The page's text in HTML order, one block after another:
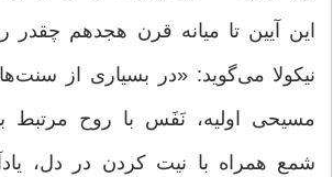
این آیین تا میانه قرن هجدهم چقدر
نیکولا می‌گوید: «در بسیاری از
مسیحی اولیه، نَفَس با روح مرتبط
شمع همراه با نیت کردن در دل،